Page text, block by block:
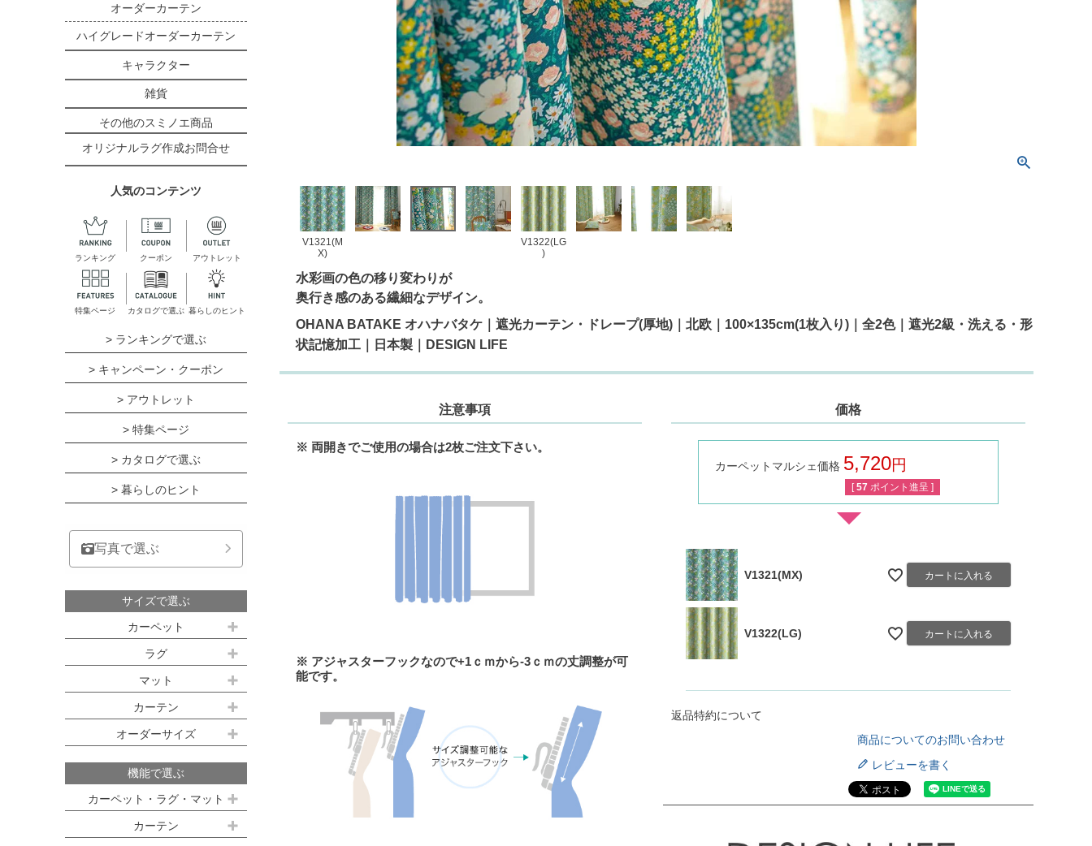
オーダーカーテン
ハイグレードオーダーカーテン
キャラクター
雑貨
その他のスミノエ商品
オリジナルラグ作成お問合せ
人気のコンテンツ
ランキング クーポン アウトレット
特集ページ カタログで選ぶ 暮らしのヒント
> ランキングで選ぶ
> キャンペーン・クーポン
> アウトレット
> 特集ページ
> カタログで選ぶ
> 暮らしのヒント
写真で選ぶ
サイズで選ぶ
カーペット
江戸間サイズ(3畳～10畳)
江戸間 3畳(176x261cm)
江戸間 4.5畳(261x261cm)
江戸間 6畳(261x352cm)
江戸間 8畳(352x352cm)
江戸間 10畳(352x440cm)
本間サイズ(3畳～8畳)
ラグ
約100ｘ140cm
約140ｘ200cm(約1.5畳)
約160ｘ230cm(約2畳)
約200ｘ250cm(約3畳)
約200ｘ300cm(約3.5畳)
約250ｘ250cm
マット
キッチンマット
デスクマット
カーテン
既製サイズ ドレープ(厚地)
100ｘ135cm
100ｘ178cm
100ｘ200cm
オーダーサイズ
オーダーカーペット
オーダーキッチンマット
機能で選ぶ
カーペット・ラグ・マット
防炎 防音
消臭
カーテン
V1321(M
X)
V1322(LG
)
水彩画の色の移り変わりが
奥行き感のある繊細なデザイン。
OHANA BATAKE オハナバタケ｜遮光カーテン・ドレープ(厚地)｜北欧｜100×135cm(1枚入り)｜全2色｜遮光2級・洗える・形
状記憶加工｜日本製｜DESIGN LIFE
注意事項
※ 両開きでご使用の場合は2枚ご注文下さい。
※ アジャスターフックなので+1ｃｍから-3ｃｍの丈調整が可
能です。
価格
カーペットマルシェ価格 5,720
[ 57 ポイント進呈 ]
V1321(MX) カートに入れる
V1322(LG) カートに入れる
返品特約について
商品についてのお問い合わせ
レビューを書く